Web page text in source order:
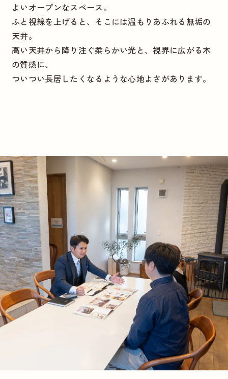
よいオープンなスペース。
ふと視線を上げると、そこには温もりあふれる無垢の
天井。
高い天井から降り注ぐ柔らかい光と、視界に広がる木
の質感に、
ついつい長居したくなるような心地よさがあります。